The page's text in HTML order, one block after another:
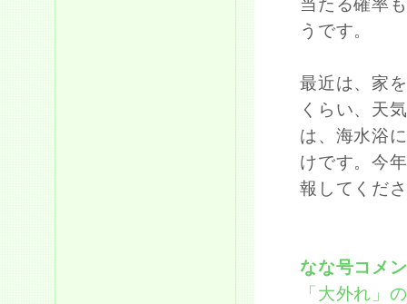
当たる確率
うです。
最近は、家
くらい、天
は、海水浴
けです。今
報してくだ
なな号コ
「大外れ」